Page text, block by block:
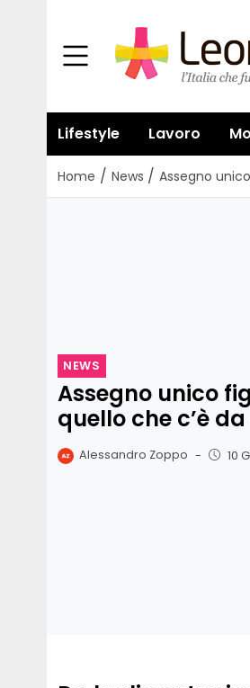
Lifestyle Lavoro
Home / News / Assegno
NEWS
Assegno unico
quello che c’è
Alessandro Zoppo - 10